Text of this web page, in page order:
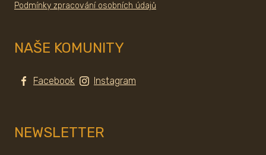
Podmínky zpracování osobních údajů
NAŠE KOMUNITY
Facebook Instagram
NEWSLETTER